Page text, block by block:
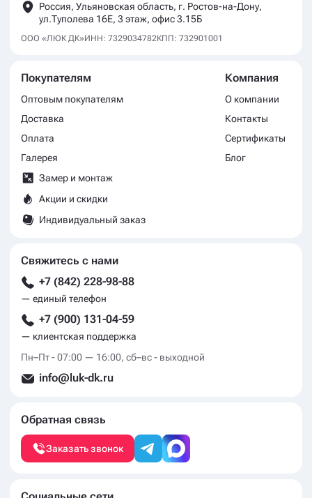
Россия, Ульяновская область, г. Ростов-на-Дону,
ул.Туполева 16Е, 3 этаж, офис 3.15Б
ООО «ЛЮК ДК»ИНН: 7329034782КПП: 732901001
Покупателям
Оптовым покупателям
Доставка
Оплата
Галерея
Замер и монтаж
Акции и скидки
Индивидуальный заказ
Компания
О компании
Контакты
Сертификаты
Блог
Свяжитесь с нами
+7 (842) 228-98-88
— единый телефон
+7 (900) 131-04-59
— клиентская поддержка
Пн–Пт - 07:00 — 16:00, сб–вс - выходной
info@luk-dk.ru
Обратная связь
Заказать звонок